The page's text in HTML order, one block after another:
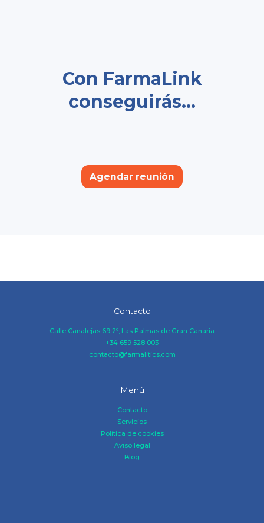
Con FarmaLink
conseguirás...
Agendar reunión
Contacto
Calle Canalejas 69 2º, Las Palmas de Gran Canaria
+34 659 528 003
contacto@farmalitics.com
Menú
Contacto
Servicios
Política de cookies
Aviso legal
Blog